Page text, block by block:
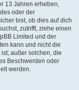
13 Jahren erheben,
oder der
bist, ob dies auf dich
zutrifft, ziehe einen
Limited und der
kann und nicht die
außer solchen, die
Beschwerden oder
werden.